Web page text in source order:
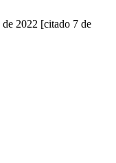
2022 [citado 7 de